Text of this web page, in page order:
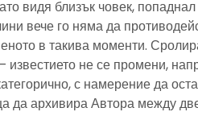
видя близък човек,
вече го няма да
в такива моменти.
известието не се промени,
с намерение да
да архивира Автора между